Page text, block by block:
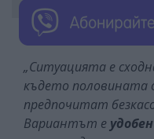
„Ситуацията е
където
предпочитат
Вариантът е